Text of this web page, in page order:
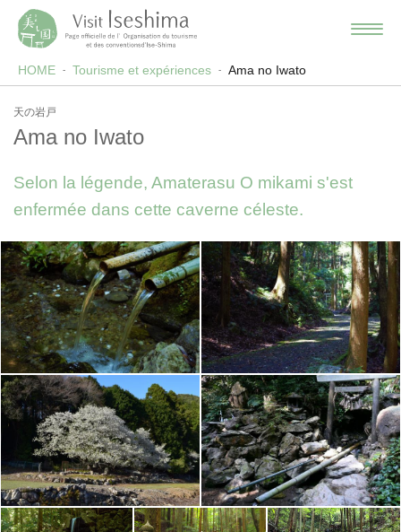
HOME Tourisme et expériences Ama no Iwato
天の岩戸
Ama no Iwato
Selon la légende, Amaterasu O mikami s'est
enfermée dans cette caverne céleste.